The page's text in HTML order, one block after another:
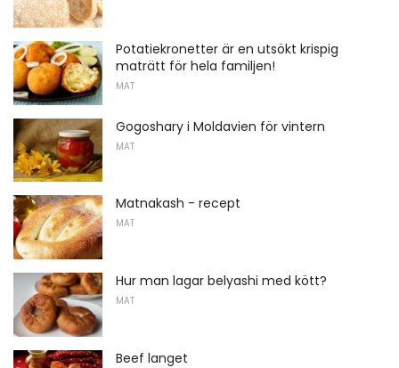
Potatiekronetter är en utsökt krispig
maträtt för hela familjen!
MAT
Gogoshary i Moldavien för vintern
MAT
Matnakash - recept
MAT
Hur man lagar belyashi med kött?
MAT
Beef langet